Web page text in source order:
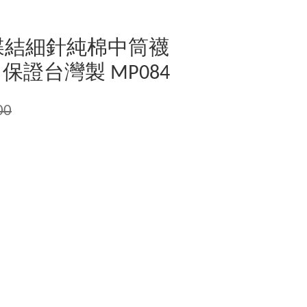
結細針純棉中筒襪
證台灣製 MP084